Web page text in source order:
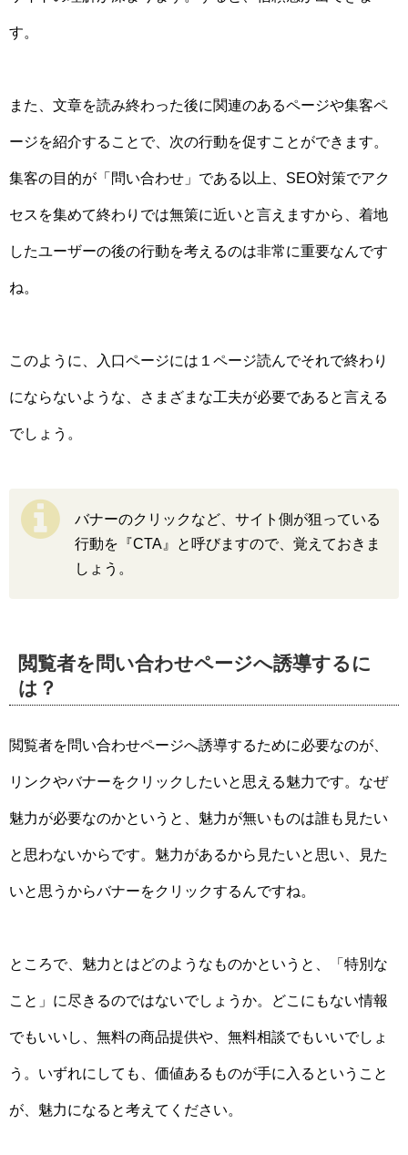
す。
また、文章を読み終わった後に関連のあるページや集客ペ
ージを紹介することで、次の行動を促すことができます。
集客の目的が「問い合わせ」である以上、SEO対策でアク
セスを集めて終わりでは無策に近いと言えますから、着地
したユーザーの後の行動を考えるのは非常に重要なんです
ね。
このように、入口ページには１ページ読んでそれで終わり
にならないような、さまざまな工夫が必要であると言える
でしょう。
バナーのクリックなど、サイト側が狙っている
行動を『CTA』と呼びますので、覚えておきま
しょう。
閲覧者を問い合わせページへ誘導するに
は？
閲覧者を問い合わせページへ誘導するために必要なのが、
リンクやバナーをクリックしたいと思える魅力です。なぜ
魅力が必要なのかというと、魅力が無いものは誰も見たい
と思わないからです。魅力があるから見たいと思い、見た
いと思うからバナーをクリックするんですね。
ところで、魅力とはどのようなものかというと、「特別な
こと」に尽きるのではないでしょうか。どこにもない情報
でもいいし、無料の商品提供や、無料相談でもいいでしょ
う。いずれにしても、価値あるものが手に入るということ
が、魅力になると考えてください。